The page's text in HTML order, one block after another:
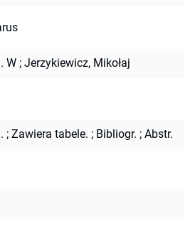
W ; Jerzykiewicz, Mikołaj
; Zawiera tabele. ; Bibliogr. ; Abstr.